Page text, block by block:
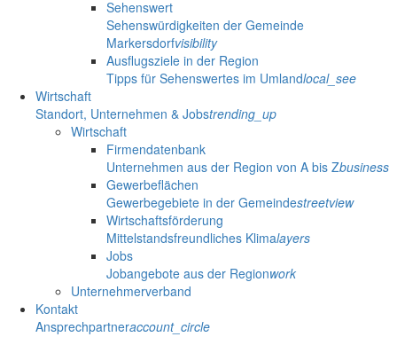
Sehenswert
Sehenswürdigkeiten der Gemeinde
Markersdorfvisibility
Ausflugsziele in der Region
Tipps für Sehenswertes im Umlandlocal_see
Wirtschaft
Standort, Unternehmen & Jobstrending_up
Wirtschaft
Firmendatenbank
Unternehmen aus der Region von A bis Zbusiness
Gewerbeflächen
Gewerbegebiete in der Gemeindestreetview
Wirtschaftsförderung
Mittelstandsfreundliches Klimalayers
Jobs
Jobangebote aus der Regionwork
Unternehmerverband
Kontakt
Ansprechpartneraccount_circle